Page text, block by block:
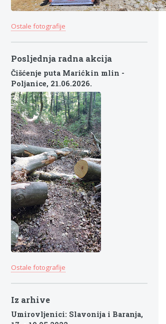
Ostale fotografije
Posljednja radna akcija
Čišćenje puta Marićkin mlin -
Poljanice, 21.06.2026.
Ostale fotografije
Iz arhive
Umirovljenici: Slavonija i Baranja,